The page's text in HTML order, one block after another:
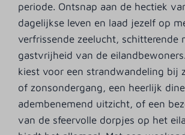
periode. Ontsnap aan de hectiek
dagelijkse leven en laad jezelf op
verfrissende zeelucht, schitterende
gastvrijheid van de
kiest voor een strandwandeling bij
of zonsondergang, een heerlijk
adembenemend uitzicht, of een
van de sfeervolle dorpjes op het